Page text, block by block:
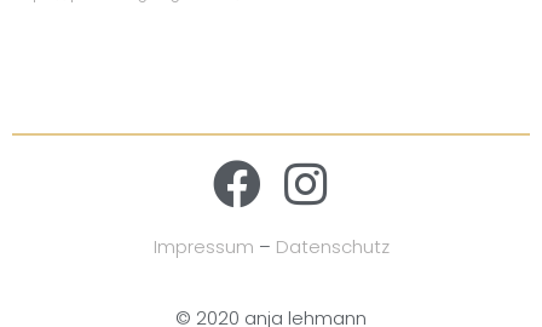
© 2020 anja lehmann
Impressum – Datenschutz